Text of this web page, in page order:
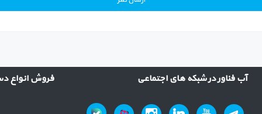
آب فناور در شبکه های اجتماعی فروش انواع